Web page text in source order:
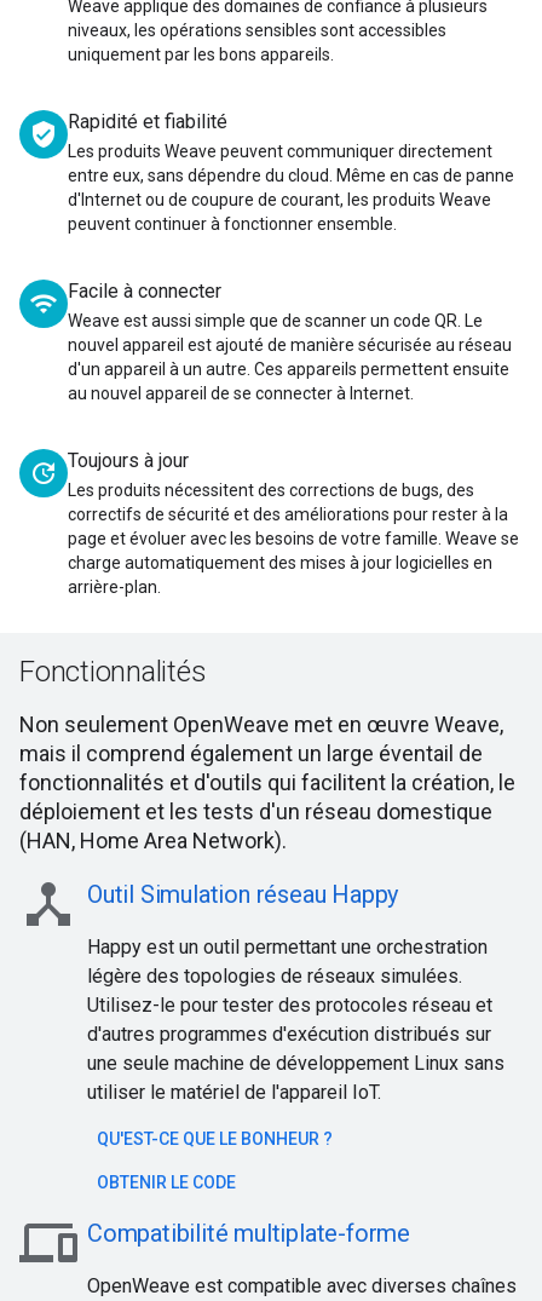
Weave applique des domaines de confiance à plusieurs
niveaux, les opérations sensibles sont accessibles
uniquement par les bons appareils.
verified_user Rapidité et fiabilité
Les produits Weave peuvent communiquer directement
entre eux, sans dépendre du cloud. Même en cas de panne
d'Internet ou de coupure de courant, les produits Weave
peuvent continuer à fonctionner ensemble.
wifi Facile à connecter
Weave est aussi simple que de scanner un code QR. Le
nouvel appareil est ajouté de manière sécurisée au réseau
d'un appareil à un autre. Ces appareils permettent ensuite
au nouvel appareil de se connecter à Internet.
update Toujours à jour
Les produits nécessitent des corrections de bugs, des
correctifs de sécurité et des améliorations pour rester à la
page et évoluer avec les besoins de votre famille. Weave se
charge automatiquement des mises à jour logicielles en
arrière-plan.
Fonctionnalités
Non seulement OpenWeave met en œuvre Weave,
mais il comprend également un large éventail de
fonctionnalités et d'outils qui facilitent la création, le
déploiement et les tests d'un réseau domestique
(HAN, Home Area Network).
device_hub Outil Simulation réseau Happy
Happy est un outil permettant une orchestration
légère des topologies de réseaux simulées.
Utilisez-le pour tester des protocoles réseau et
d'autres programmes d'exécution distribués sur
une seule machine de développement Linux sans
utiliser le matériel de l'appareil IoT.
QU'EST-CE QUE LE BONHEUR ?
OBTENIR LE CODE
devices Compatibilité multiplate-forme
OpenWeave est compatible avec diverses chaînes